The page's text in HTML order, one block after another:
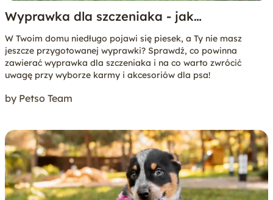
Wyprawka dla szczeniaka - jak
przygotować się na pierwsze dni
szczeniaka w domu?
W Twoim domu niedługo pojawi się piesek, a Ty nie masz
jeszcze przygotowanej wyprawki? Sprawdź, co powinna
zawierać wyprawka dla szczeniaka i na co warto zwrócić
uwagę przy wyborze karmy i akcesoriów dla psa!
by Petso Team